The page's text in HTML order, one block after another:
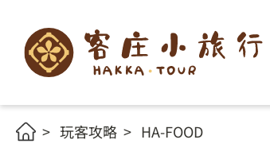
玩客攻略 HA-FOOD